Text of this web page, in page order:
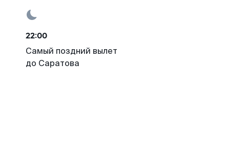
22:00
Самый поздний вылет
до Саратова